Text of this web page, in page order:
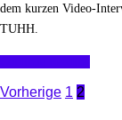
dem kurzen Video-
TUHH.
Vorherige 1 2